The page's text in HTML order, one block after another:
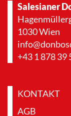
Salesianer
1030 Wien
+43 1 878 39
KONTAKT
AGB